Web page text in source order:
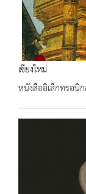
เชียงใหม่
หนังสืออิเล็กทรอนิ